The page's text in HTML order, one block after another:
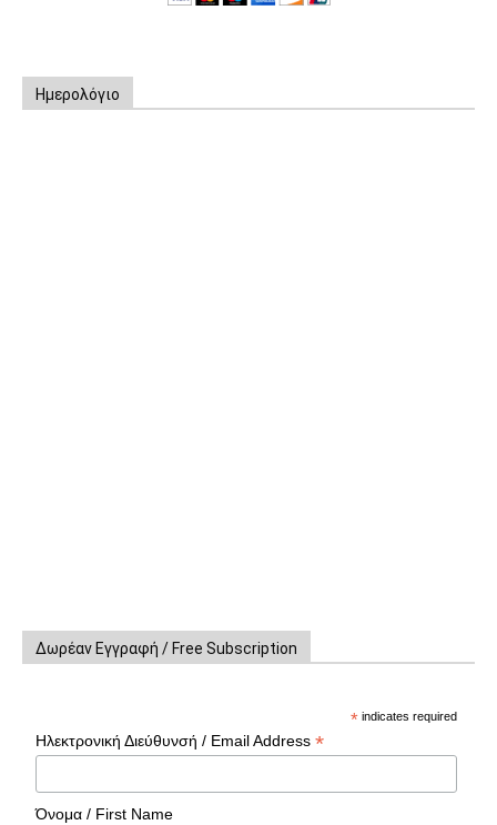
Ημερολόγιο
Δωρέαν Εγγραφή / Free Subscription
* indicates required
Ηλεκτρονική Διεύθυνσή / Email Address*
Όνομα / First Name